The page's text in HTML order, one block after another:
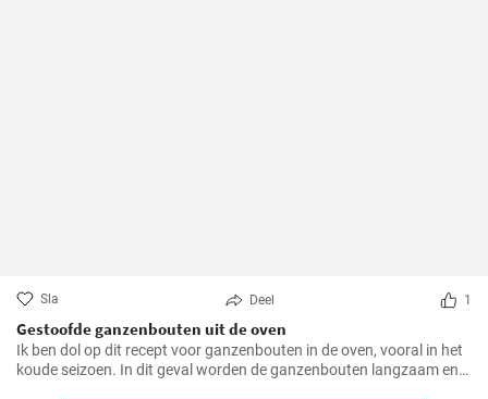
Sla Deel 1
Gestoofde ganzenbouten uit de oven
Ik ben dol op dit recept voor ganzenbouten in de oven, vooral in het
koude seizoen. In dit geval worden de ganzenbouten langzaam en